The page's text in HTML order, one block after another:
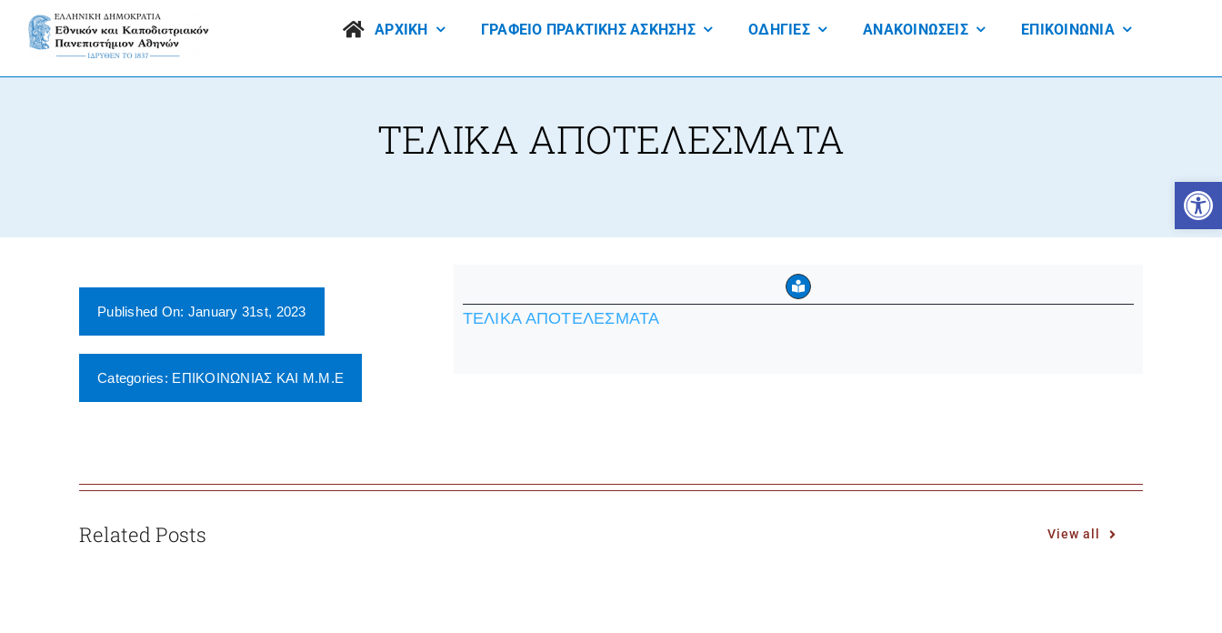
content
ΑΡΧΙΚΗ ΓΡΑΦΕΙΟ ΠΡΑΚΤΙΚΗΣ ΑΣΚΗΣΗΣ ΟΔΗΓΙΕΣ ΑΝΑΚΟΙΝΩΣΕΙΣ ΕΠΙΚΟΙΝΩΝΙΑ
ΤΕΛΙΚΑ ΑΠΟΤΕΛΕΣΜΑΤΑ
Published On: January 31st, 2023
Categories: ΕΠΙΚΟΙΝΩΝΙΑΣ ΚΑΙ Μ.Μ.Ε
ΤΕΛΙΚΑ ΑΠΟΤΕΛΕΣΜΑΤΑ
Related Posts View all